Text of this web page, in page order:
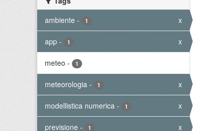
ambiente - 1 x
app - 1 x
meteo - 1
meteorologia - 1 x
modellistica numerica - 1 x
previsione - 1 x